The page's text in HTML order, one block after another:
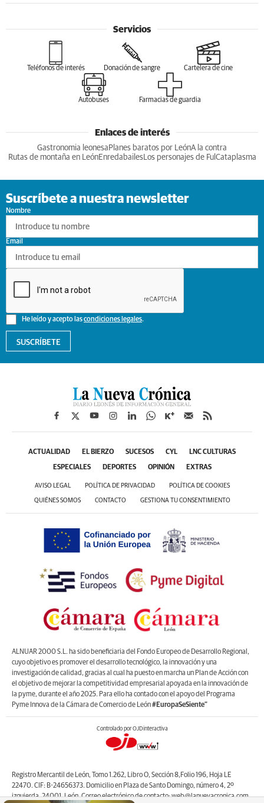
Servicios
Teléfonos de interés Donación de sangre Cartelera de cine
Autobuses Farmacias de guardia
Enlaces de interés
Gastronomia leonesa Planes baratos por LeónA la contra
Rutas de montaña en LeónEnredabailesLos personajes de Ful Cataplasma
Suscríbete a nuestra newsletter
Nombre
He leído y acepto lascondiciones legales.
Email
SUSCRÍBETE
ACTUALIDAD EL BIERZO SUCESOS CYL LNC CULTURAS
ESPECIALES DEPORTES OPINIÓN EXTRAS
AVISO LEGAL POLÍTICA DE PRIVACIDAD POLÍTICA DE COOKIES
QUIÉNES SOMOS CONTACTO GESTIONA TU CONSENTIMIENTO
ALNUAR 2000 S.L. ha sido beneficiaria del Fondo Europeo de Desarrollo Regional,
cuyo objetivo es promover el desarrollo tecnológico, la innovación y una
investigación de calidad, gracias al cual ha puesto en marcha un Plan de Acción con
el objetivo de mejorar la competitividad empresarial apoyada en la innovación de
la pyme, durante el año 2025. Para ello ha contado con el apoyo del Programa
Pyme Innova de la Cámara de Comercio de León#EuropaSeSiente”
Controlado por OJDinteractiva
Registro Mercantil de León, Tomo 1.262, Libro O, Sección 8,Folio 196, Hoja LE
22470. CIF: B-24656373. Domicilio en Plaza de Santo Domingo, número 4, 2º
izquierda, 24001, León. Correo electrónico de contacto: web@lanuevacronica.com.